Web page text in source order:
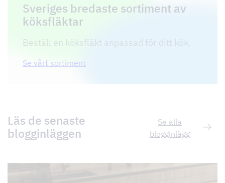
Sveriges bredaste sortiment av
köksfläktar
Beställ en köksfläkt anpassad för ditt kök.
Se vårt sortiment
Läs de senaste
blogginläggen
Se alla
blogginlägg